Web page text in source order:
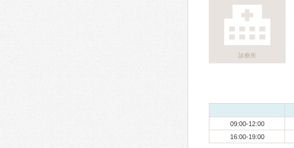
診療所
09:00-12:00
16:00-19:00